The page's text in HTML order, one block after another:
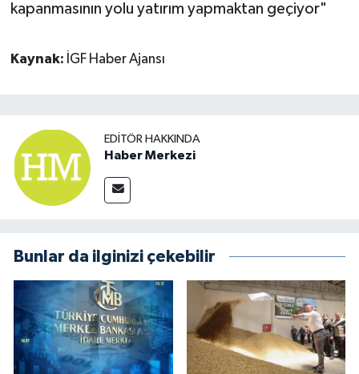
kapanmasının yolu yatırım yapmaktan geçiyor"
Kaynak: İGF Haber Ajansı
EDITÖR HAKKINDA
Haber Merkezi
Bunlar da ilginizi çekebilir